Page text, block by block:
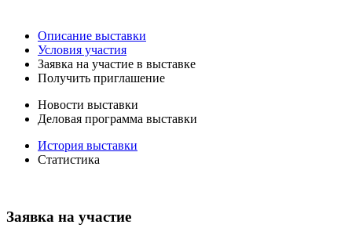
Описание выставки
Условия участия
Заявка на участие в выставке
Получить приглашение
Новости выставки
Деловая программа выставки
История выставки
Статистика
Заявка на участие